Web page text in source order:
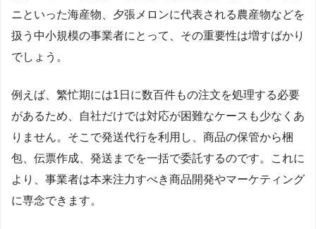
ニといった海産物、夕張メロンに代表される農産物などを
扱う中小規模の事業者にとって、その重要性は増すばかり
でしょう。
例えば、繁忙期には1日に数百件もの注文を処理する必要
があるため、自社だけでは対応が困難なケースも少なくあ
りません。そこで発送代行を利用し、商品の保管から梱
包、伝票作成、発送までを一括で委託するのです。これに
より、事業者は本来注力すべき商品開発やマーケティング
に専念できます。